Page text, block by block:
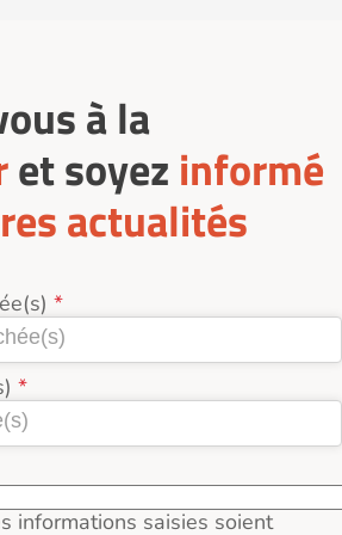
à la
et soyez informé
actualités
informations saisies soient